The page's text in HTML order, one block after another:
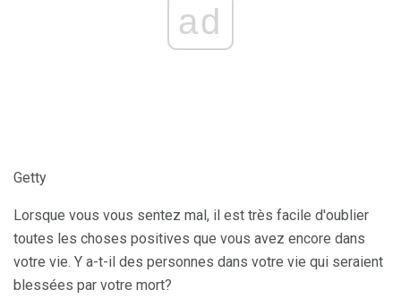
ad
Getty
Lorsque vous vous sentez mal, il est très facile d'oublier
toutes les choses positives que vous avez encore dans
votre vie. Y a-t-il des personnes dans votre vie qui seraient
blessées par votre mort?